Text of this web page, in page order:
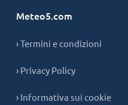
Meteo5.com
› Termini e condizioni
› Privacy Policy
› Informativa sui cookie